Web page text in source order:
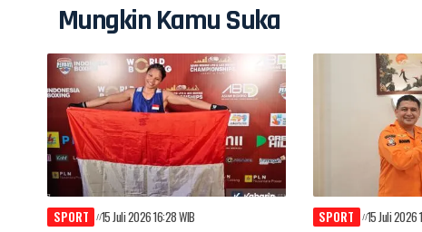
Mungkin Kamu Suka
SPORT 15 Juli 2026 16:28 WIB SPORT 15 Juli 2026